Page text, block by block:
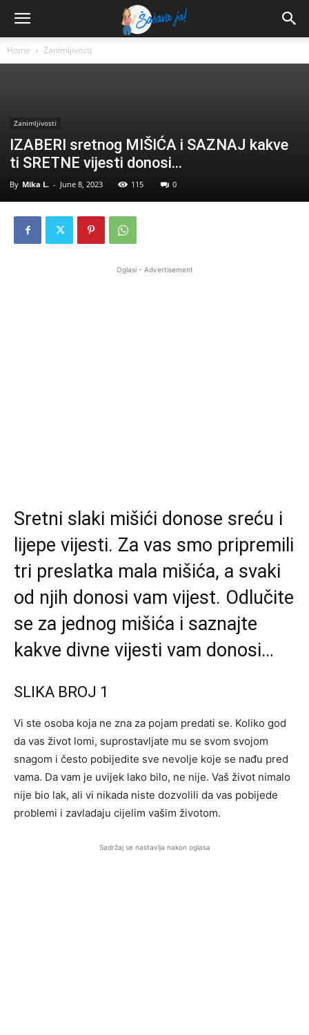
Home Zanimljivosti
Zanimljivosti
IZABERI sretnog MIŠIĆA i SAZNAJ kakve
ti SRETNE vijesti donosi…
By Mika L. - June 8, 2023 115 0
Oglasi - Advertisement
Sretni slaki mišići donose sreću i
lijepe vijesti. Za vas smo pripremili
tri preslatka mala mišića, a svaki
od njih donosi vam vijest. Odlučite
se za jednog mišića i saznajte
kakve divne vijesti vam donosi…
SLIKA BROJ 1
Vi ste osoba koja ne zna za pojam predati se. Koliko god
da vas život lomi, suprostavljate mu se svom svojom
snagom i često pobijedite sve nevolje koje se nađu pred
vama. Da vam je uvijek lako bilo, ne nije. Vaš život nimalo
nije bio lak, ali vi nikada niste dozvolili da vas pobijede
problemi i zavladaju cijelim vašim životom.
Sadržaj se nastavlja nakon oglasa